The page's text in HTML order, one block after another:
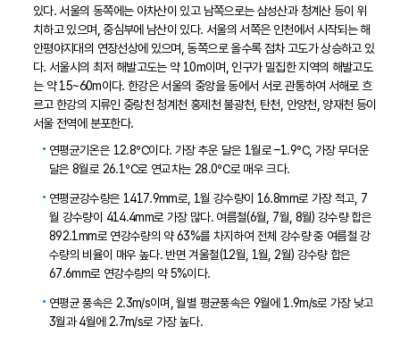
있다. 서울의 동쪽에는 아차산이 있고 남쪽으로는 삼성산과 청계산 등이 위
치하고 있으며, 중심부에 남산이 있다. 서울의 서쪽은 인천에서 시작되는 해
안평야지대의 연장선상에 있으며, 동쪽으로 올수록 점차 고도가 상승하고 있
다. 서울시의 최저 해발고도는 약 10m이며, 인구가 밀집한 지역의 해발고도
는 약 15~60m이다. 한강은 서울의 중앙을 동에서 서로 관통하여 서해로 흐
르고 한강의 지류인 중랑천 청계천 홍제천 불광천, 탄천, 안양천, 양재천 등이
서울 전역에 분포한다.
연평균기온은 12.8℃이다. 가장 추운 달은 1월로 –1.9℃, 가장 무더운
달은 8월로 26.1℃로 연교차는 28.0℃로 매우 크다.
연평균강수량은 1417.9mm로, 1월 강수량이 16.8mm로 가장 적고, 7
월 강수량이 414.4mm로 가장 많다. 여름철(6월, 7월, 8월) 강수량 합은
892.1mm로 연강수량의 약 63%를 차지하여 전체 강수량 중 여름철 강
수량의 비율이 매우 높다. 반면 겨울철(12월, 1월, 2월) 강수량 합은
67.6mm로 연강수량의 약 5%이다.
연평균 풍속은 2.3m/s이며, 월별 평균풍속은 9월에 1.9m/s로 가장 낮고
3월과 4월에 2.7m/s로 가장 높다.